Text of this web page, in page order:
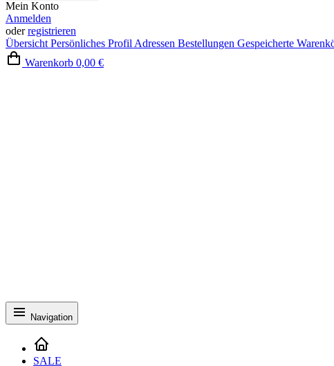
Mein Konto
Anmelden
oderregistrieren
Übersicht Persönliches Profil Adressen Bestellungen Gespeicherte
Warenkorb 0,00 €
Navigation
SALE